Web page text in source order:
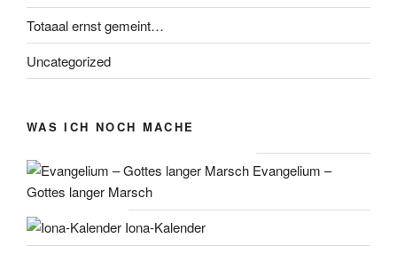
Totaaal ernst gemeint…
Uncategorized
WAS ICH NOCH MACHE
Evangelium –
Gottes langer Marsch
Iona-Kalender